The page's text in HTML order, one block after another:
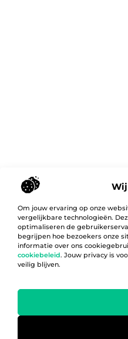
Wij
Om jouw ervaring op onze
vergelijkbare technologieën.
optimaliseren de
begrijpen hoe bezoekers onze
informatie over ons
cookiebeleid. Jouw privacy is
veilig blijven.